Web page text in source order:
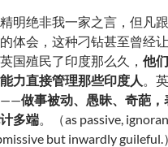
明绝非我一家之言，但凡
体会，这种刁钻甚至曾经
国殖民了印度那么久， 他
力直接管理那些印度人 。
——做事被动、愚昧、奇葩
多端。（as passive,
but inwardly